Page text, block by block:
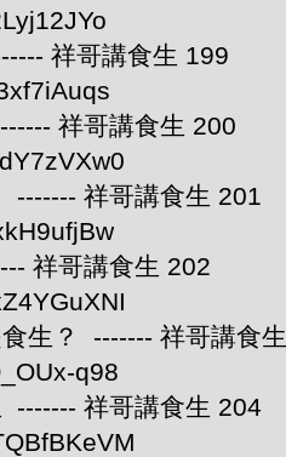
祥哥講食生 199
祥哥講食生 200
------- 祥哥講食生 201
祥哥講食生 202
生？ ------- 祥哥講食
q98
------- 祥哥講食生 204